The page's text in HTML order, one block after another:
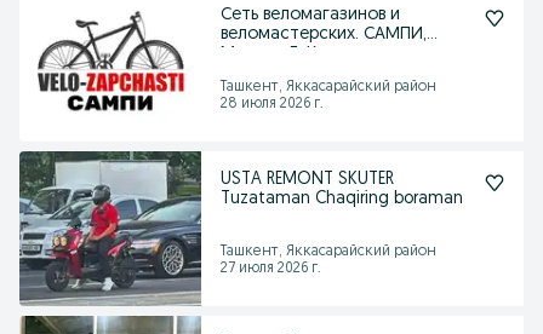
Сеть веломагазинов и
веломастерских. САМПИ,
Ташкент, Яккасарайский район
28 июля 2026 г.
USTA REMONT SKUTER
Tuzataman Chaqiring boraman
Ташкент, Яккасарайский район
27 июля 2026 г.